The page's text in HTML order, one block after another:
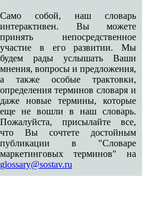
Само собой, наш словарь
интерактивен. Вы можете
принять непосредственное
участие в его развитии. Мы
будем рады услышать Ваши
мнения, вопросы и предложения,
а также особые трактовки,
определения терминов словаря и
даже новые термины, которые
еще не вошли в наш словарь.
Пожалуйста, присылайте все,
что Вы сочтете достойным
публикации в "Словаре
маркетинговых терминов" на
glossary@sostav.ru